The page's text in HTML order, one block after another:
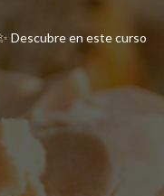
Descubre en este curso